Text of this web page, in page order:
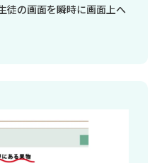
徒の画面を瞬時に画面上へ